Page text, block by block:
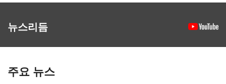
뉴스리듬
주요 뉴스